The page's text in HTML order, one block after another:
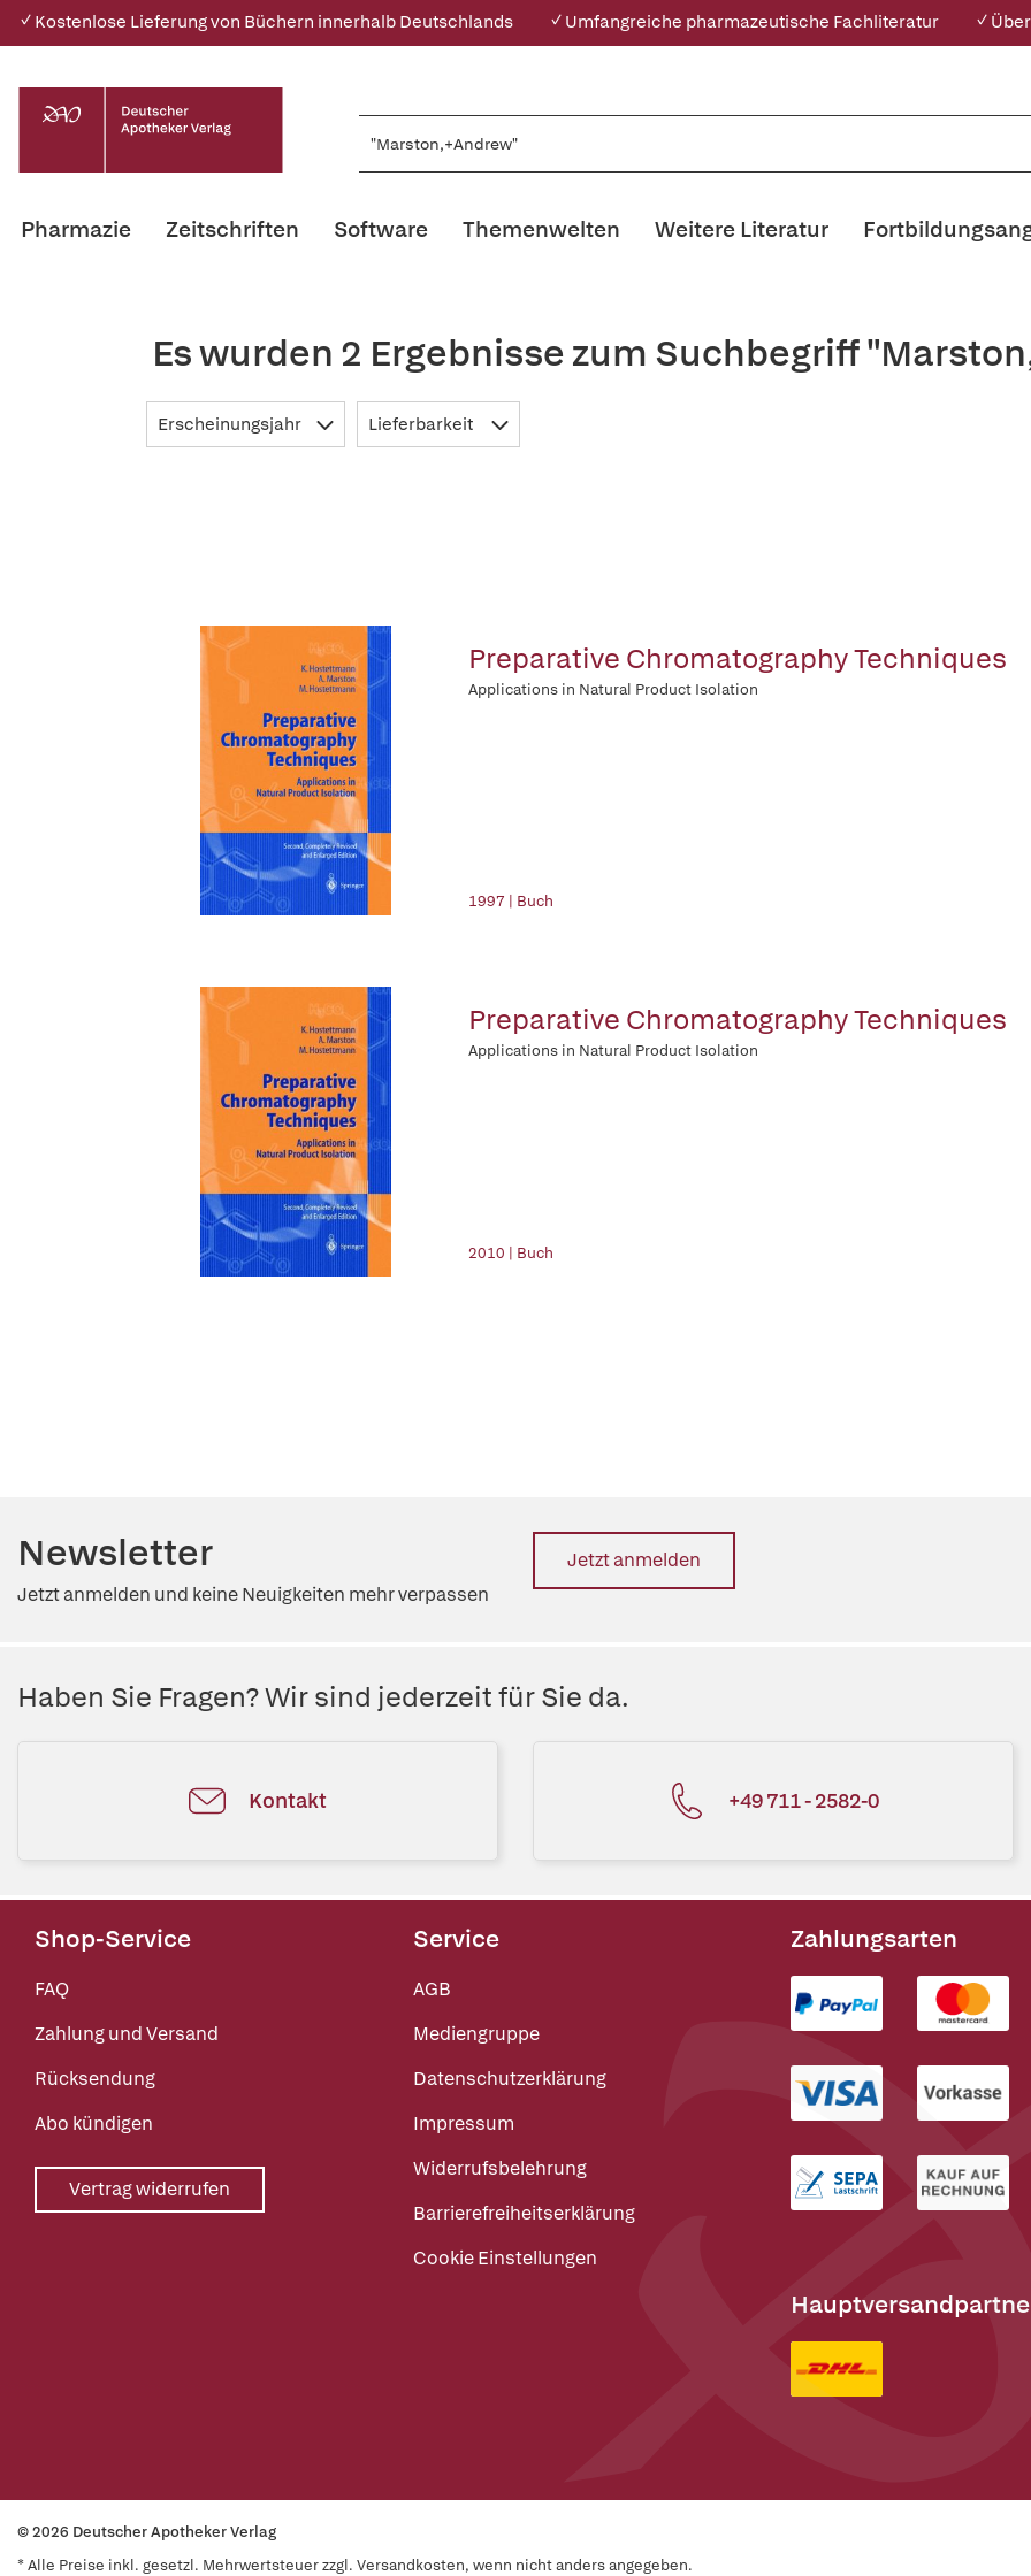
✓ Kostenlose Lieferung von Büchern innerhalb Deutschlands ✓ Umfangreiche pharmazeutische Fachliteratur ✓
Pharmazie Zeitschriften Software Themenwelten Weitere Literatur
Es wurden 2 Ergebnisse zum Suchbegriff
Erscheinungsjahr Lieferbarkeit
Preparative Chromatography Techniques
Applications in Natural Product Isolation
1997 | Buch
Preparative Chromatography Techniques
Applications in Natural Product Isolation
2010 | Buch
Newsletter
Jetzt anmelden und keine Neuigkeiten mehr verpassen
Jetzt anmelden
Haben Sie Fragen? Wir sind jederzeit für Sie da.
Kontakt +49 711 - 2582-0
Shop-Service
FAQ
Zahlung und Versand
Rücksendung
Abo kündigen
Vertrag widerrufen
Service
AGB
Mediengruppe
Datenschutzerklärung
Impressum
Widerrufsbelehrung
Barrierefreiheitserklärung
Cookie Einstellungen
Zahlungsarten
© 2026 Deutscher Apotheker Verlag
* Alle Preise inkl. gesetzl. Mehrwertsteuer zzgl. Versandkosten, wenn nicht anders angegeben.